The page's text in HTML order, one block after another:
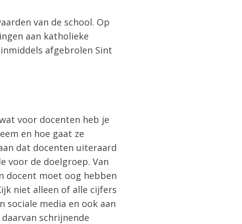
van de school. Op
aan katholieke
afgebrolen Sint
voor docenten heb je
en hoe gaat ze
dat docenten uiteraard
voor de doelgroep. Van
docent moet oog hebben
niet alleen of alle cijfers
media en ook aan
schrijnende